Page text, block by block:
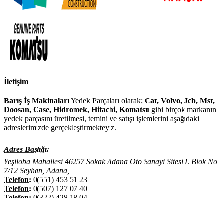
İletişim
Barış İş MakinalarıYedek Parçaları olarak; Cat, Volvo, Jcb, Mst,
Doosan, Case, Hidromek, Hitachi, Komatsu gibi birçok markanın
yedek parçasını üretilmesi, temini ve satışı işlemlerini aşağıdaki
adreslerimizde gerçekleştirmekteyiz.
Adres Başlığı:
Yeşiloba Mahallesi 46257 Sokak Adana Oto Sanayi Sitesi L Blok No
7/12 Seyhan, Adana,
Telefon: 0(551) 453 51 23
Telefon: 0(507) 127 07 40